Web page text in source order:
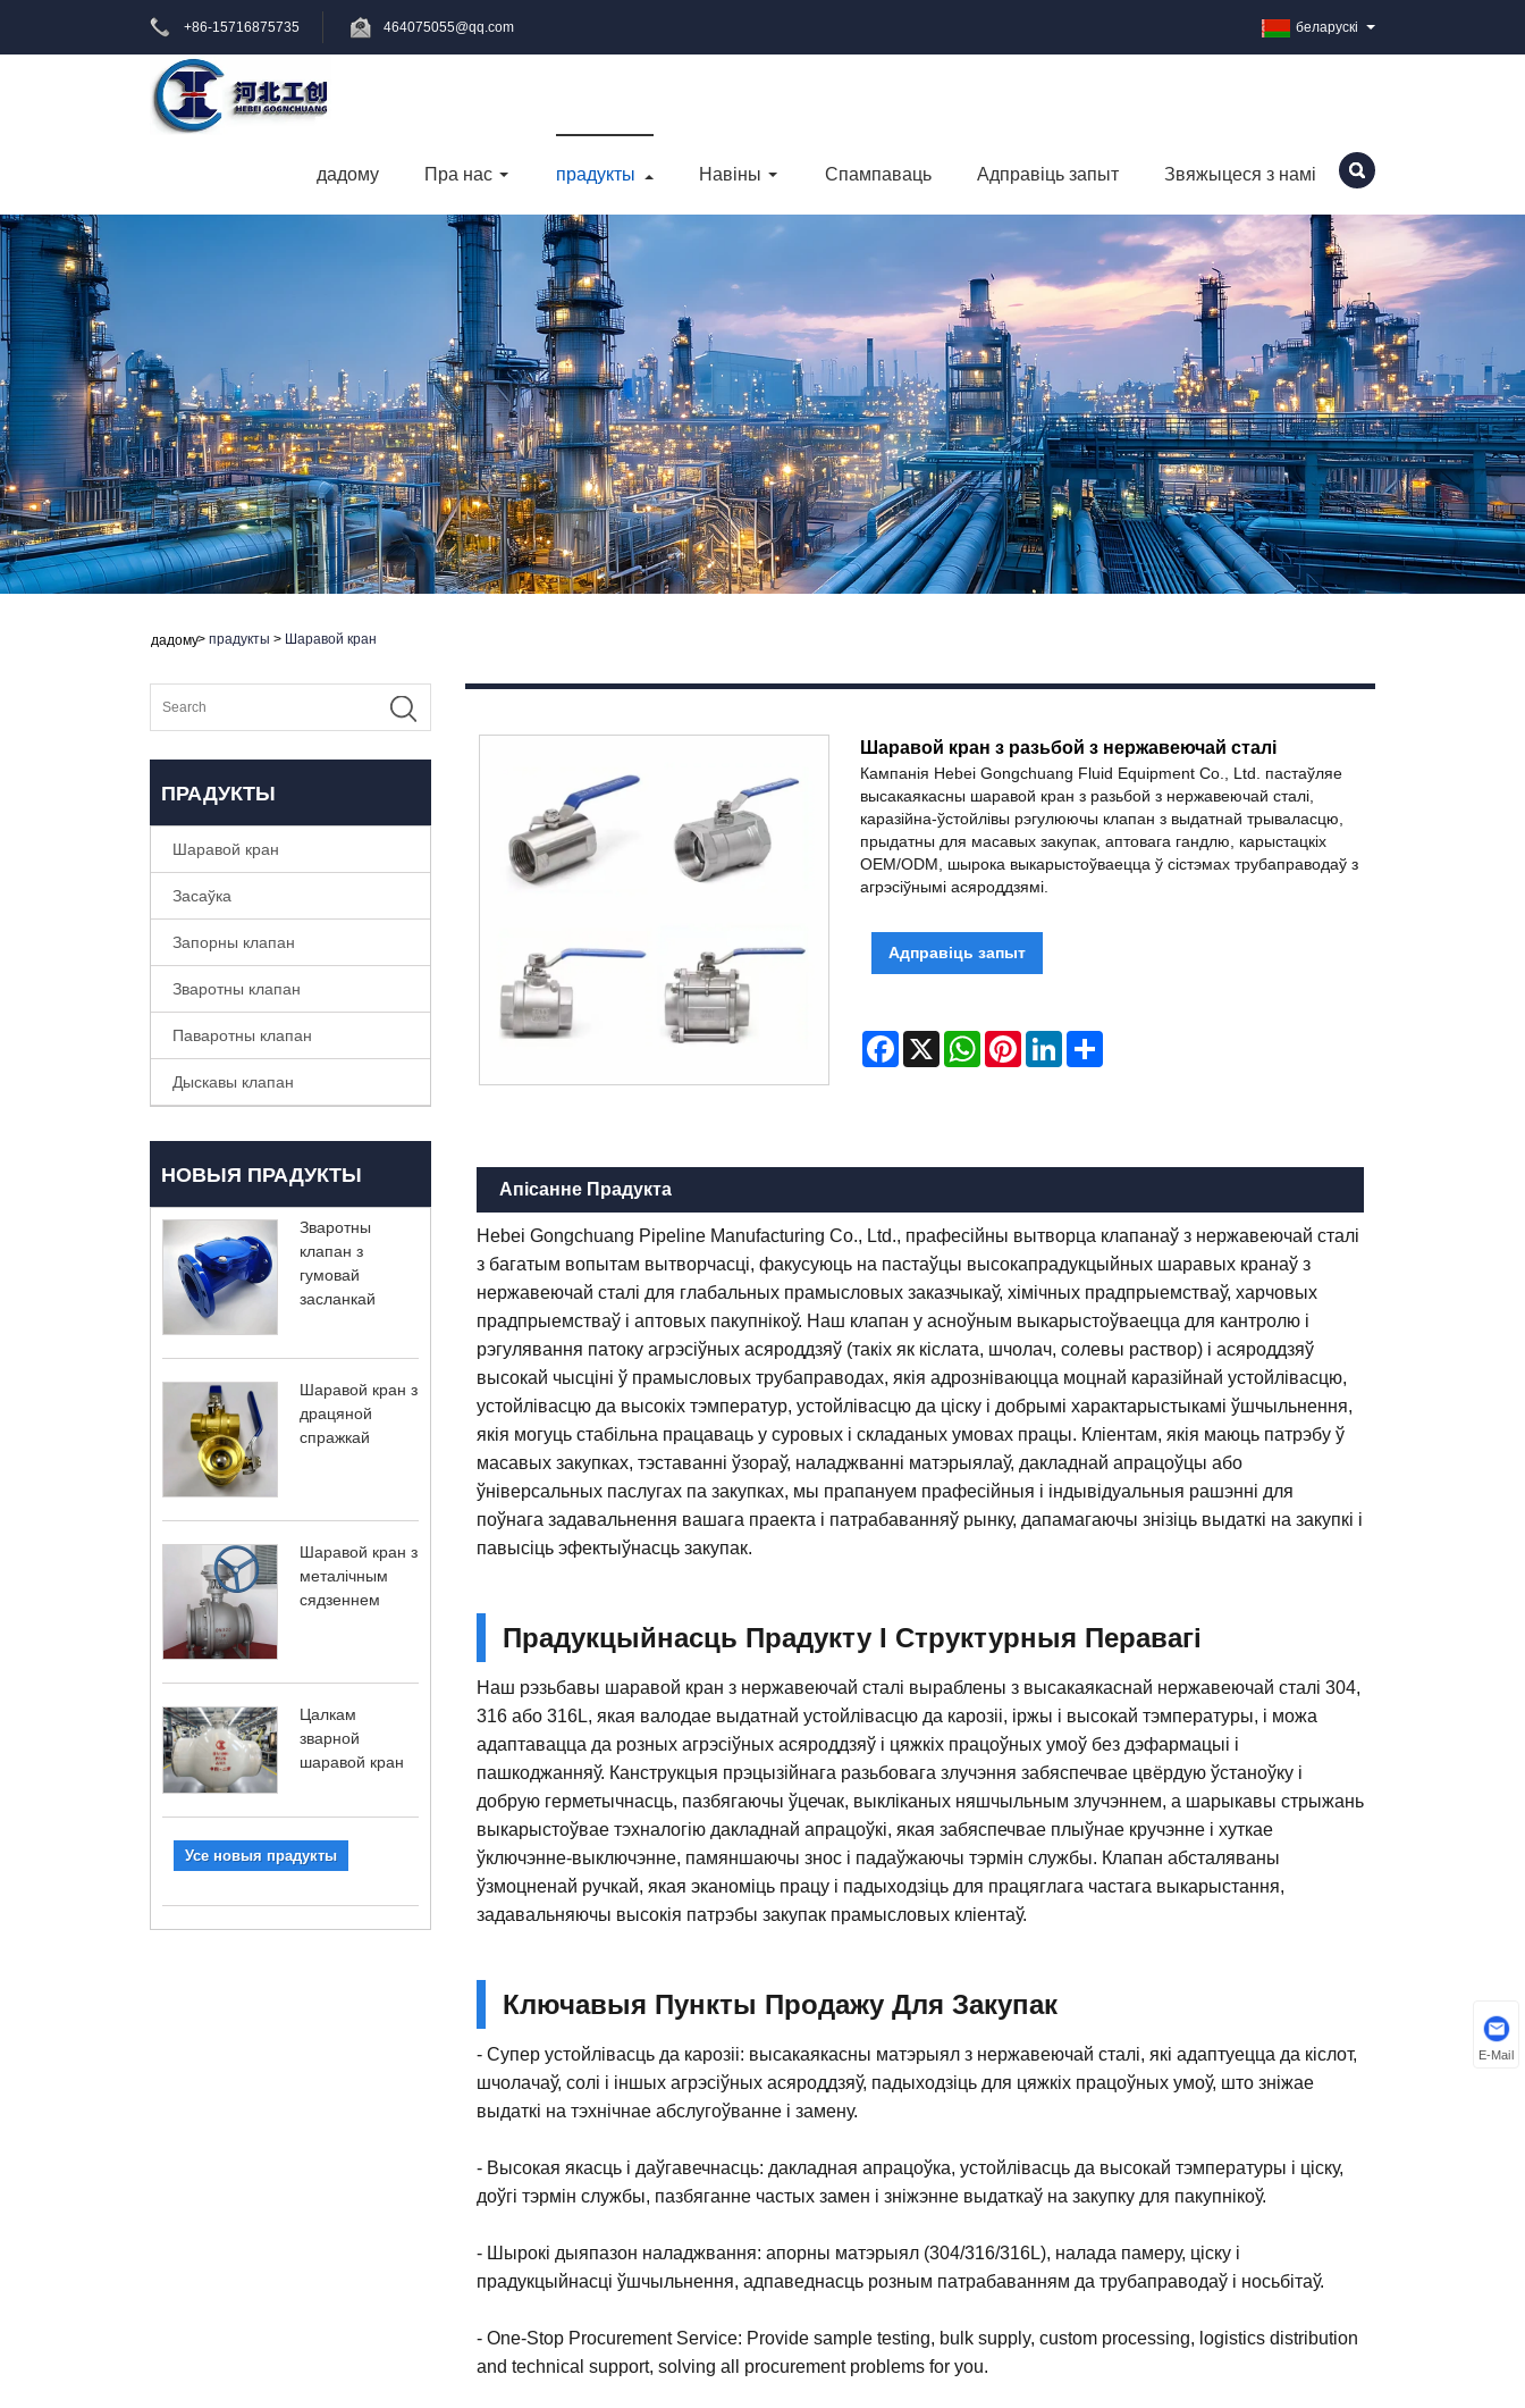
+86-15716875735 464075055@qq.com беларускі
дадому Пра нас прадукты Навіны Спампаваць Адправіць запыт Звяжыцеся з намі
дадому> прадукты > Шаравой кран
ПРАДУКТЫ
Шаравой кран
Засаўка
Запорны клапан
Зваротны клапан
Паваротны клапан
Дыскавы клапан
НОВЫЯ ПРАДУКТЫ
Зваротны
клапан з
гумовай
засланкай
Шаравой кран з
драцяной
спражкай
Шаравой кран з
металічным
сядзеннем
Цалкам
зварной
шаравой кран
Усе новыя прадукты
Шаравой кран з разьбой з нержавеючай сталі
Кампанія Hebei Gongchuang Fluid Equipment Co., Ltd. пастаўляе
высакаякасны шаравой кран з разьбой з нержавеючай сталі,
каразійна-ўстойлівы рэгулюючы клапан з выдатнай трываласцю,
прыдатны для масавых закупак, аптовага гандлю, карыстацкіх
OEM/ODM, шырока выкарыстоўваецца ў сістэмах трубаправодаў з
агрэсіўнымі асяроддзямі.
Адправіць запыт
Facebook
X WhatsAppPinterestLinkedInShare
Апісанне Прадукта
Hebei Gongchuang Pipeline Manufacturing Co., Ltd., прафесійны вытворца клапанаў з нержавеючай сталі
з багатым вопытам вытворчасці, факусуюць на пастаўцы высокапрадукцыйных шаравых кранаў з
нержавеючай сталі для глабальных прамысловых заказчыкаў, хімічных прадпрыемстваў, харчовых
прадпрыемстваў і аптовых пакупнікоў. Наш клапан у асноўным выкарыстоўваецца для кантролю і
рэгулявання патоку агрэсіўных асяроддзяў (такіх як кіслата, шчолач, солевы раствор) і асяроддзяў
высокай чысціні ў прамысловых трубаправодах, якія адрозніваюцца моцнай каразійнай устойлівасцю,
устойлівасцю да высокіх тэмператур, устойлівасцю да ціску і добрымі характарыстыкамі ўшчыльнення,
якія могуць стабільна працаваць у суровых і складаных умовах працы. Кліентам, якія маюць патрэбу ў
масавых закупках, тэставанні ўзораў, наладжванні матэрыялаў, дакладнай апрацоўцы або
ўніверсальных паслугах па закупках, мы прапануем прафесійныя і індывідуальныя рашэнні для
поўнага задавальнення вашага праекта і патрабаванняў рынку, дапамагаючы знізіць выдаткі на закупкі і
павысіць эфектыўнасць закупак.
Прадукцыйнасць Прадукту І Структурныя Перавагі
Наш рэзьбавы шаравой кран з нержавеючай сталі выраблены з высакаякаснай нержавеючай сталі 304,
316 або 316L, якая валодае выдатнай устойлівасцю да карозіі, іржы і высокай тэмпературы, і можа
адаптавацца да розных агрэсіўных асяроддзяў і цяжкіх працоўных умоў без дэфармацыі і
пашкоджанняў. Канструкцыя прэцызійнага разьбовага злучэння забяспечвае цвёрдую ўстаноўку і
добрую герметычнасць, пазбягаючы ўцечак, выкліканых няшчыльным злучэннем, а шарыкавы стрыжань
выкарыстоўвае тэхналогію дакладнай апрацоўкі, якая забяспечвае плыўнае кручэнне і хуткае
ўключэнне-выключэнне, памяншаючы знос і падаўжаючы тэрмін службы. Клапан абсталяваны
ўзмоцненай ручкай, якая эканоміць працу і падыходзіць для працяглага частага выкарыстання,
задавальняючы высокія патрэбы закупак прамысловых кліентаў.
Ключавыя Пункты Продажу Для Закупак
- Супер устойлівасць да карозіі: высакаякасны матэрыял з нержавеючай сталі, які адаптуецца да кіслот,
шчолачаў, солі і іншых агрэсіўных асяроддзяў, падыходзіць для цяжкіх працоўных умоў, што зніжае
выдаткі на тэхнічнае абслугоўванне і замену.
- Высокая якасць і даўгавечнасць: дакладная апрацоўка, устойлівасць да высокай тэмпературы і ціску,
доўгі тэрмін службы, пазбяганне частых замен і зніжэнне выдаткаў на закупку для пакупнікоў.
- Шырокі дыяпазон наладжвання: апорны матэрыял (304/316/316L), налада памеру, ціску і
прадукцыйнасці ўшчыльнення, адпаведнасць розным патрабаванням да трубаправодаў і носьбітаў.
- One-Stop Procurement Service: Provide sample testing, bulk supply, custom processing, logistics distribution
and technical support, solving all procurement problems for you.
E-Mail